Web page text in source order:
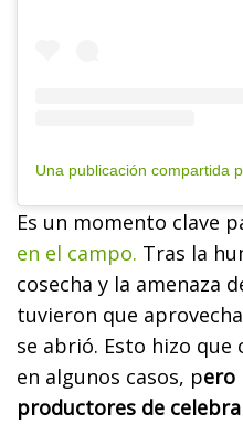
Es un momento clave
en el campo. Tras la
cosecha y la amenaza
tuvieron que
se abrió. Esto hizo
en algunos casos, pero
productores de